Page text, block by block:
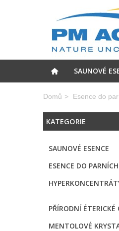
SAUNOVÉ
Domů > Esence do
KATEGORIE
SAUNOVÉ ESENCE
ESENCE DO
PŘÍRODNÍ ÉTERICKÉ
MENTOLOVÉ